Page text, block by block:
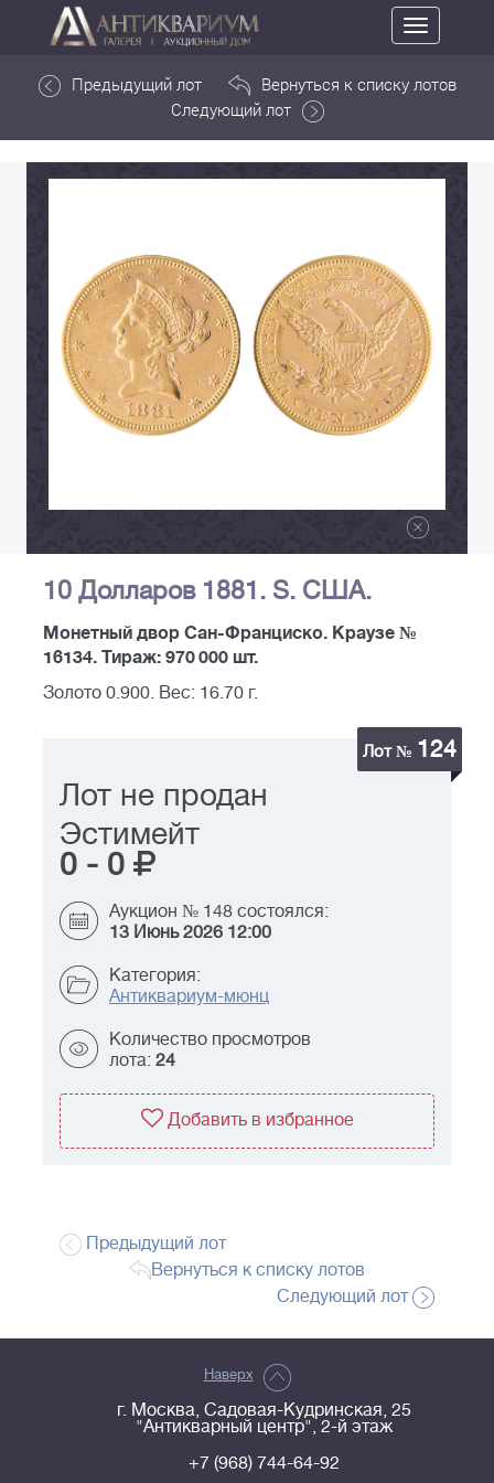
Toggle
navigation
Предыдущий лот
Вернуться к списку лотов
Следующий лот
10 Долларов 1881. S. США.
Монетный двор Сан-Франциско. Краузе №
16134. Тираж: 970 000 шт.
Золото 0.900. Вес: 16.70 г.
Лот № 124
Лот не продан
Эстимейт
0 - 0
Аукцион № 148 состоялся:
13 Июнь 2026 12:00
Категория:
Антиквариум-мюнц
Количество просмотров
лота: 24
Добавить в избранное
Предыдущий лот
Вернуться к списку лотов
Следующий лот
Наверх
г. Москва, Садовая-Кудринская, 25
"Антикварный центр", 2-й этаж
+7 (968) 744-64-92